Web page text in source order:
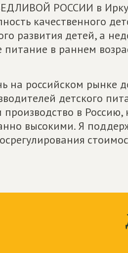
РОССИИ в
качественного
развития детей, а
питание в раннем
на российском рынке
детского
в Россию,
высокими. Я